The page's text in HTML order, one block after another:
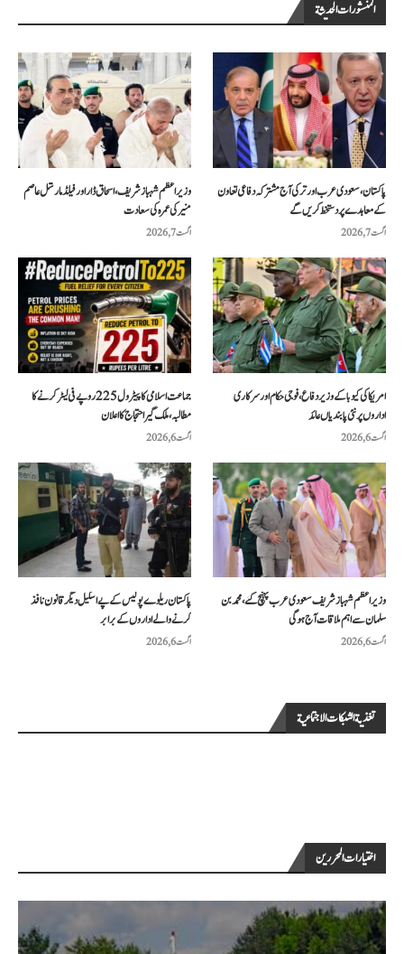
المنشورات الحديثة
وزیراعظم شہباز شریف، اسحاق ڈار اور فیلڈ مارشل عاصم
منیر کی عمرہ کی سعادت
اگست 7, 2026
پاکستان، سعودی عرب اور ترکی آج مشترکہ دفاعی تعاون
کے معاہدے پر دستخط کریں گے
اگست 7, 2026
جماعت اسلامی کا پیٹرول 225 روپے فی لیٹر کرنے کا
مطالبہ، ملک گیر احتجاج کا اعلان
اگست 6, 2026
امریکا کی کیوبا کے وزیر دفاع، فوجی حکام اور سرکاری
اداروں پر نئی پابندیاں عائد
اگست 6, 2026
پاکستان ریلوے پولیس کے پے اسکیل دیگر قانون نافذ
کرنے والے اداروں کے برابر
اگست 6, 2026
وزیراعظم شہباز شریف سعودی عرب پہنچ گئے، محمد بن
سلمان سے اہم ملاقات آج ہوگی
اگست 6, 2026
تغذية الشبكات الاجتماعية
اختيارات المحررين